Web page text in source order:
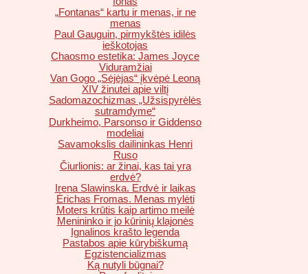
„Fontanas“ kartu ir menas, ir ne
menas
Paul Gauguin, pirmykštės idilės
ieškotojas
Chaosmo estetika: James Joyce
Viduramžiai
Van Gogo „Sėjėjas“ įkvėpė Leoną
XIV žinutei apie viltį
Sadomazochizmas „Užsispyrėlės
sutramdyme“
Durkheimo, Parsonso ir Giddenso
modeliai
Savamokslis dailininkas Henri
Ruso
Čiurlionis: ar žinai, kas tai yra
erdvė?
Irena Slawinska. Erdvė ir laikas
Ėrichas Fromas. Menas mylėti
Moters krūtis kaip artimo meilė
Menininko ir jo kūrinių klajonės
Ignalinos krašto legenda
Pastabos apie kūrybiškumą
Egzistencializmas
Ką nutyli būgnai?